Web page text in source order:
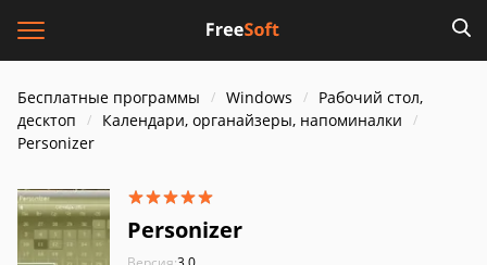
Бесплатные программы Windows
Рабочий стол,
десктоп
Календари, органайзеры, напоминалки
Personizer
Personizer